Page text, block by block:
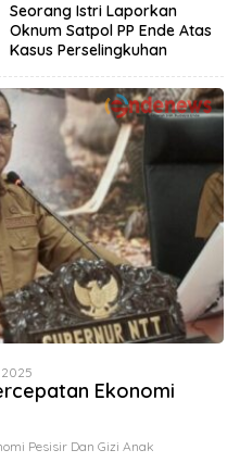
Seorang Istri Laporkan
Oknum Satpol PP Ende Atas
Kasus Perselingkuhan
Ekonomi
Pesisir Dan Gizi Anak